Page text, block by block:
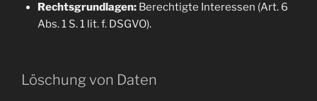
Rechtsgrundlagen:Berechtigte Interessen (Art. 6
Abs. 1 S. 1 lit. f. DSGVO).
Löschung von Daten